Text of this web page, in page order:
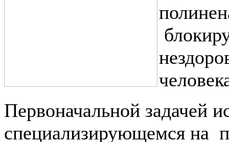
Первоначальной задачей
специализирующемся на